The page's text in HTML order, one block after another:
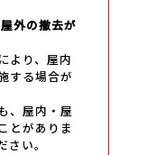
外の撤去が
より、屋内
する場合が
、屋内・屋
とがありま
い。